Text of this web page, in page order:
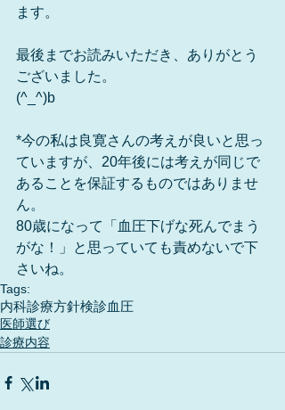
ます。
最後までお読みいただき、ありがとう
ございました。
(^_^)b
*今の私は良寛さんの考えが良いと思っ
ていますが、20年後には考えが同じで
あることを保証するものではありませ
ん。
80歳になって「血圧下げな死んでまう
がな！」と思っていても責めないで下
さいね。
Tags:
内科診療方針検診血圧
医師選び
診療内容